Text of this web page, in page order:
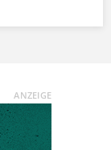
ANZEIGE